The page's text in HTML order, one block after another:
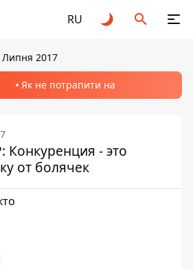
RU
Липня 2017
Як не потрапити на
Конкуренция - это
от болячек